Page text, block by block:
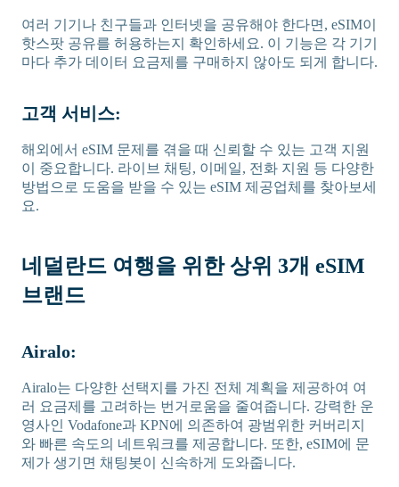
여러 기기나 친구들과 인터넷을 공유해야 한다면, eSIM이
핫스팟 공유를 허용하는지 확인하세요. 이 기능은 각 기기
마다 추가 데이터 요금제를 구매하지 않아도 되게 합니다.
고객 서비스:
해외에서 eSIM 문제를 겪을 때 신뢰할 수 있는 고객 지원
이 중요합니다. 라이브 채팅, 이메일, 전화 지원 등 다양한
방법으로 도움을 받을 수 있는 eSIM 제공업체를 찾아보세
요.
네덜란드 여행을 위한 상위 3개 eSIM
브랜드
Airalo:
Airalo는 다양한 선택지를 가진 전체 계획을 제공하여 여
러 요금제를 고려하는 번거로움을 줄여줍니다. 강력한 운
영사인 Vodafone과 KPN에 의존하여 광범위한 커버리지
와 빠른 속도의 네트워크를 제공합니다. 또한, eSIM에 문
제가 생기면 채팅봇이 신속하게 도와줍니다.